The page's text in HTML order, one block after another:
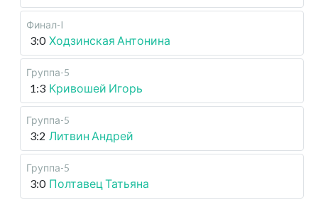
Финал-I
3:0 Ходзинская Антонина
Группа-5
1:3 Кривошей Игорь
Группа-5
3:2 Литвин Андрей
Группа-5
3:0 Полтавец Татьяна